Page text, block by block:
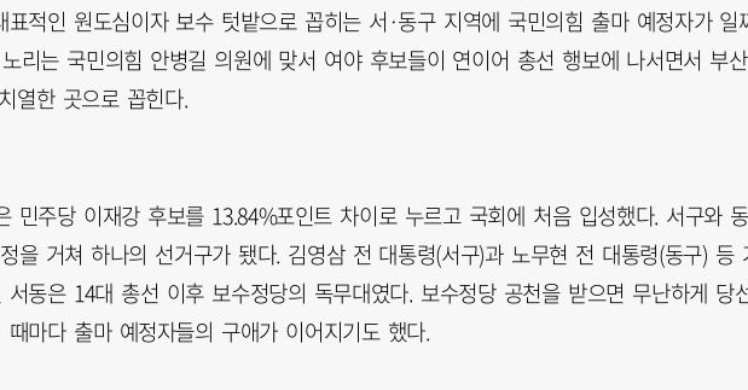
적인 원도심이자 보수 텃밭으로 꼽히는 서·동구 지역에 국민의힘 출마 예정자가 일
리는 국민의힘 안병길 의원에 맞서 여야 후보들이 연이어 총선 행보에 나서면서 부산
열한 곳으로 꼽힌다.
민주당 이재강 후보를 13.84%포인트 차이로 누르고 국회에 처음 입성했다. 서구와 동
을 거쳐 하나의 선거구가 됐다. 김영삼 전 대통령(서구)과 노무현 전 대통령(동구) 등
동은 14대 총선 이후 보수정당의 독무대였다. 보수정당 공천을 받으면 무난하게 당
마다 출마 예정자들의 구애가 이어지기도 했다.